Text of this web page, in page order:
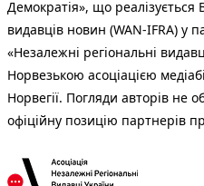
Демократія», що реалізується
видавців новин (WAN-IFRA) у
«Незалежні регіональні
Норвезькою асоціацією
Норвегії. Погляди авторів не
офіційну позицію партнерів